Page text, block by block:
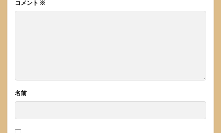
コメント ※
名前